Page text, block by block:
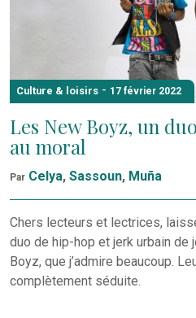
Culture & loisirs - 17 février 2022
Les New Boyz, un
au moral
Par Celya, Sassoun, Muña
Chers lecteurs et lectrices,
duo de hip-hop et jerk urbain de
Boyz, que j’admire beaucoup.
complètement séduite.